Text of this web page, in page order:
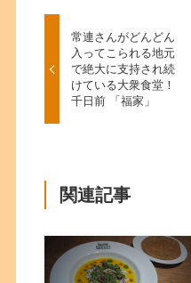
常連さんがどんどん
入ってこられる地元
で絶大に支持され続
けている大衆食堂！
千日前 「福家」
関連記事